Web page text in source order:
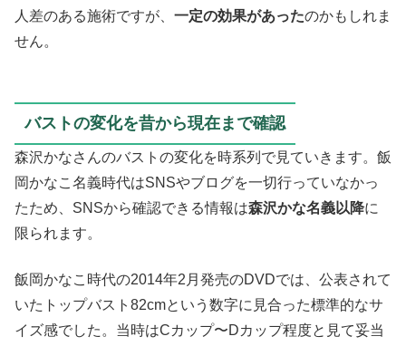
人差のある施術ですが、 一定の効果があったのかもしれま
せん。
バストの変化を昔から現在まで確認
森沢かなさんのバストの変化を時系列で見ていきます。飯
岡かなこ名義時代はSNSやブログを一切行っていなかっ
たため、SNSから確認できる情報は森沢かな名義以降に
限られます。
飯岡かなこ時代の2014年2月発売のDVDでは、公表されて
いたトップバスト82cmという数字に見合った標準的なサ
イズ感でした。当時はCカップ〜Dカップ程度と見て妥当